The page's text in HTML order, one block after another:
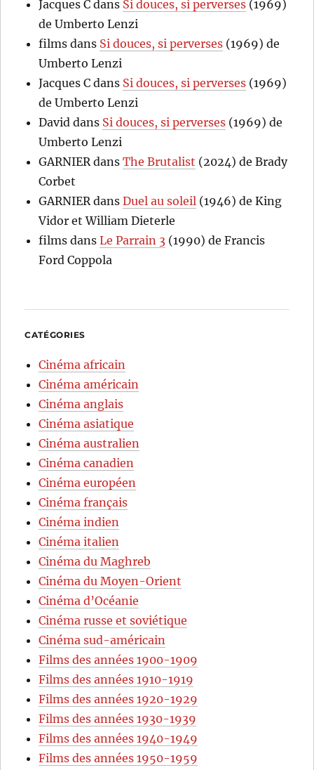
Jacques C dans Si douces, si perverses (1969)
de Umberto Lenzi
films dans Si douces, si perverses (1969) de
Umberto Lenzi
Jacques C dans Si douces, si perverses (1969)
de Umberto Lenzi
David dans Si douces, si perverses (1969) de
Umberto Lenzi
GARNIERdansThe Brutalist (2024) de Brady
Corbet
GARNIERdansDuel au soleil (1946) de King
Vidor et William Dieterle
films dansLe Parrain 3 (1990) de Francis
Ford Coppola
CATÉGORIES
Cinéma africain
Cinéma américain
Cinéma anglais
Cinéma asiatique
Cinéma australien
Cinéma canadien
Cinéma européen
Cinéma français
Cinéma indien
Cinéma italien
Cinéma du Maghreb
Cinéma du Moyen-Orient
Cinéma d’Océanie
Cinéma russe et soviétique
Cinéma sud-américain
Films des années 1900-1909
Films des années 1910-1919
Films des années 1920-1929
Films des années 1930-1939
Films des années 1940-1949
Films des années 1950-1959